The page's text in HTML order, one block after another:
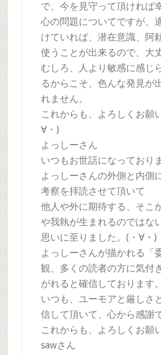
で、今を見守って頂ければ
心の問題についてですが、
けていれば、潜在意識、阿
使うことが出来るので、大
むしろ、人より敏感に感じ
るからこそ、色んな発見が
れません。
これからも、よろしくお願
∀・)
よっしーさん
いつもお世話になっており
よっしーさんの外側と内側
考察を拝読させて頂いて
他人や外に期待する、そこ
や我執が生まれるのではな
思いに至りました。(・∀・)
よっしーさんが描かれる「
観、多くの読者の方に気付
がれると確信しております。
いつも、ユーモアと厳しさ
信して頂いて、心から感謝
これからも、よろしくお願
sawさん